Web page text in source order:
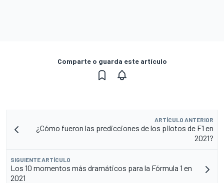
Comparte o guarda este artículo
ARTÍCULO ANTERIOR
¿Cómo fueron las predicciones de los pilotos de F1 en
2021?
SIGUIENTE ARTÍCULO
Los 10 momentos más dramáticos para la Fórmula 1 en
2021